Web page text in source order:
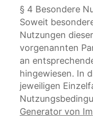
§ 4 Besondere
Soweit
Nutzungen
vorgenannten
an
hingewiesen. In
jeweiligen
Generator von